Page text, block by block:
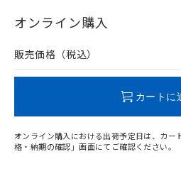
在庫等で未対応品が混在する可能
問い合わせください。
オンライン購入
販売価格（税込）
カートに
オンライン購入における出荷予定日は、カー
格・納期の確認」画面にてご確認ください。